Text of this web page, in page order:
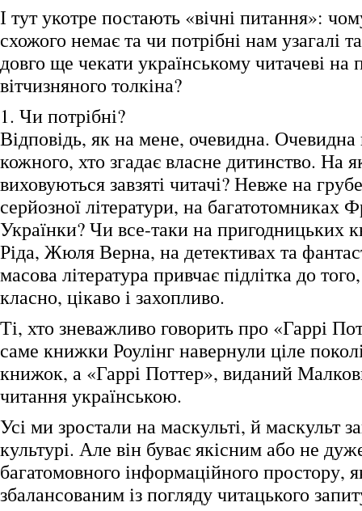
І тут укотре постають «вічні питання»:
схожого немає та чи потрібні нам узагалі
довго ще чекати українському читачеві на
вітчизняного толкіна?
1. Чи потрібні?
Відповідь, як на мене, очевидна.
кожного, хто згадає власне дитинство. На
виховуються завзяті читачі? Невже на
серйозної літератури, на багатотомниках
Українки? Чи все-таки на пригодницьких
Ріда, Жюля Верна, на детективах та
масова література привчає підлітка до
класно, цікаво і захопливо.
Ті, хто зневажливо говорить про «Гаррі
саме книжки Роулінг навернули ціле
книжок, а «Гаррі Поттер», виданий
читання українською.
Усі ми зростали на маскульті, й маскульт
культурі. Але він буває якісним або не
багатомовного інформаційного простору,
збалансованим із погляду читацького